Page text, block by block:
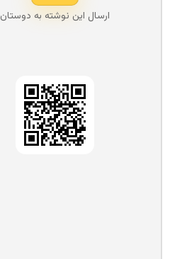
ارسال این نوشته به دوستان‌